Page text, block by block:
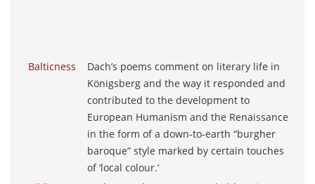
Balticness
Dach’s poems comment on literary life in
Königsberg and the way it responded and
contributed to the development to
European Humanism and the Renaissance
in the form of a down-to-earth “burgher
baroque” style marked by certain touches
of ‘local colour.’